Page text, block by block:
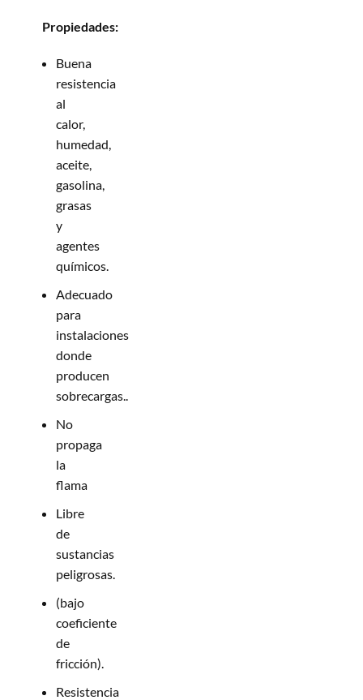
Propiedades:
Buena
resistencia
al
calor,
humedad,
aceite,
gasolina,
grasas
y
agentes
químicos.
Adecuado
para
instalaciones
donde
producen
sobrecargas..
No
propaga
la
flama
Libre
de
sustancias
peligrosas.
(bajo
coeficiente
de
fricción).
Resistencia